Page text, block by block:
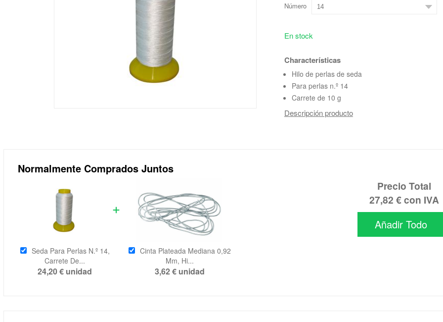
Número
En stock
Characterísticas
Hilo de perlas de seda
Para perlas n.º 14
Carrete de 10 g
Descripción producto
Normalmente Comprados Juntos
Seda Para Perlas N.º 14,
Carrete De...
24,20 € unidad
Cinta Plateada Mediana 0,92
Mm, Hi...
3,62 € unidad
Precio Total
27,82 €con IVA
Añadir Todo